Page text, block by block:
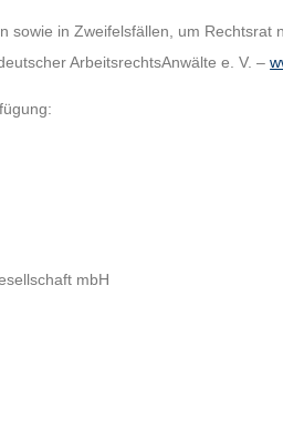
sowie in Zweifelsfällen, um Rechtsrat
ArbeitsrechtsAnwälte e. V. –
mbH